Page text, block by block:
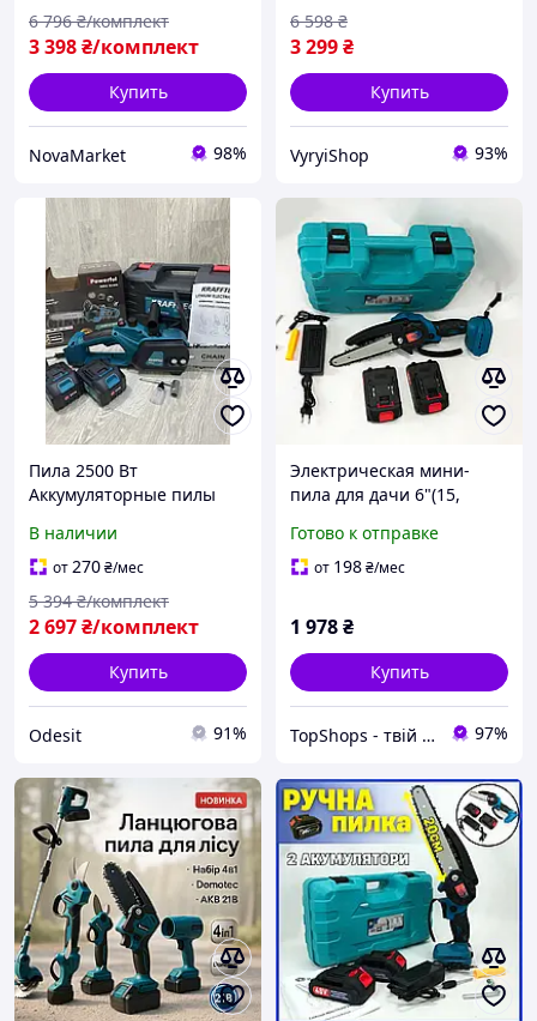
3 398₴/комплект
6 796 ₴/комплект
Купить
NovaMarket 98%
3 299₴
6 598 ₴
Купить
VyryiShop 93%
Пила 2500 Вт
Аккумуляторные пилы
Электропила на
аккумуляторе для сада
цепная 52V/6Ah Электро
пила 12" Пилы цепные
В наличии
от270₴/мес
2 697₴/комплект
5 394 ₴/комплект
Купить
Odesit 91%
Электрическая мини-
пила для дачи 6"(15,
аккумуляторе, Ручная
садовая электропила LA-
Готово к отправке
от 198₴/мес
1 978₴
Купить
TopShops - твій інтернет магазин 97%